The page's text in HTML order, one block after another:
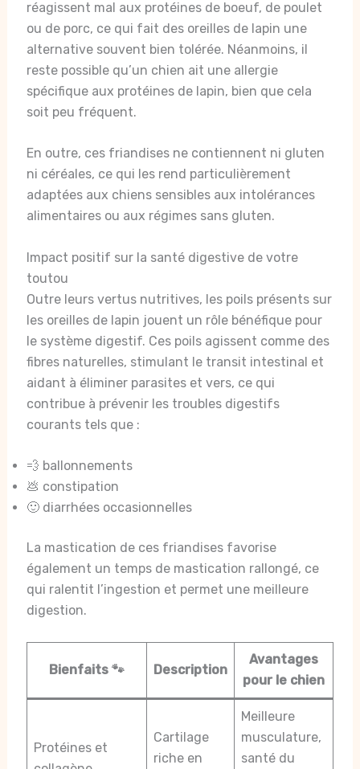
réagissent mal aux protéines de boeuf, de poulet
ou de porc, ce qui fait des oreilles de lapin une
alternative souvent bien tolérée. Néanmoins, il
reste possible qu’un chien ait une allergie
spécifique aux protéines de lapin, bien que cela
soit peu fréquent.
En outre, ces friandises ne contiennent ni gluten
ni céréales, ce qui les rend particulièrement
adaptées aux chiens sensibles aux intolérances
alimentaires ou aux régimes sans gluten.
Impact positif sur la santé digestive de votre
toutou
Outre leurs vertus nutritives, les poils présents sur
les oreilles de lapin jouent un rôle bénéfique pour
le système digestif. Ces poils agissent comme des
fibres naturelles, stimulant le transit intestinal et
aidant à éliminer parasites et vers, ce qui
contribue à prévenir les troubles digestifs
courants tels que :
💨 ballonnements
💩 constipation
🙂 diarrhées occasionnelles
La mastication de ces friandises favorise
également un temps de mastication rallongé, ce
qui ralentit l’ingestion et permet une meilleure
digestion.
Bienfaits 🐾 Description
Avantages
pour le chien
Protéines et
Cartilage
riche en
Meilleure
musculature,
santé du